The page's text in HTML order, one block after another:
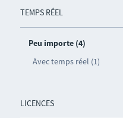
TEMPS RÉEL
Peu importe (4)
Avec temps réel (1)
LICENCES